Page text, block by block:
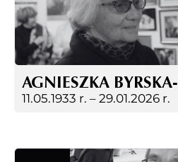
AGNIESZKA
11.05.1933 r. – 29.01.2026 r.